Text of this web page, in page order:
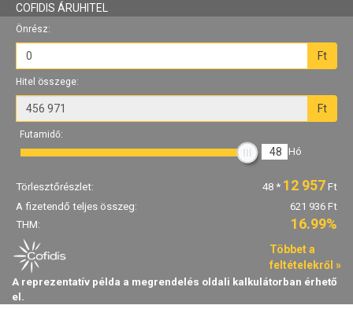
COFIDIS ÁRUHITEL
Önrész:
Ft
Hitel összege:
Ft
Futamidő:
48 Hó
Törlesztőrészlet: 48 * 12 957 Ft
A fizetendő teljes összeg:
621 936 Ft
THM:
16.99%
Többet a
feltételekről »
A reprezentatív példa a megrendelés oldali kalkulátorban érhető
el.